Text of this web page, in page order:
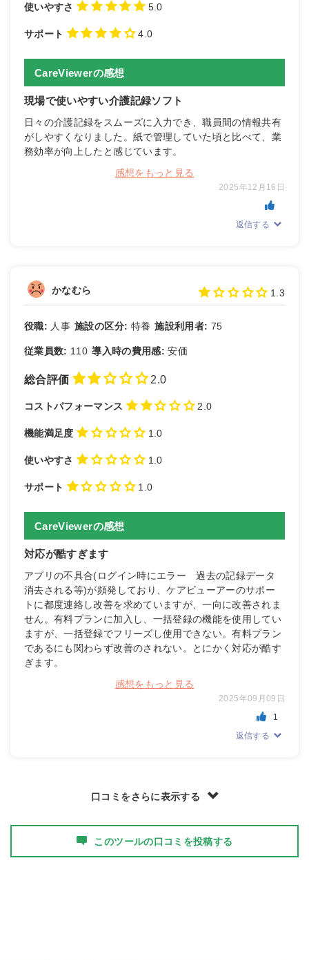
使いやすさ 5.0
サポート 4.0
CareViewerの感想
現場で使いやすい介護記録ソフト
日々の介護記録をスムーズに入力でき、職員間の情報共有
がしやすくなりました。紙で管理していた頃と比べて、業
務効率が向上したと感じています。
感想をもっと見る
2025年12月16日
返信する
かなむら 1.3
役職: 人事 施設の区分: 特養 施設利用者: 75
従業員数: 110 導入時の費用感: 安価
総合評価 2.0
コストパフォーマンス 2.0
機能満足度 1.0
使いやすさ 1.0
サポート 1.0
CareViewerの感想
対応が酷すぎます
アプリの不具合(ログイン時にエラー 過去の記録データ
消去される等)が頻発しており、ケアビューアーのサポー
トに都度連絡し改善を求めていますが、一向に改善されま
せん。有料プランに加入し、一括登録の機能を使用してい
ますが、一括登録でフリーズし使用できない。有料プラン
であるにも関わらず改善のされない。とにかく対応が酷す
ぎます。
感想をもっと見る
2025年09月09日
1
返信する
口コミをさらに表示する
このツールの口コミを投稿する